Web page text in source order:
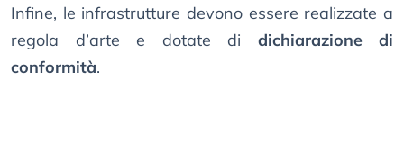
Infine, le infrastrutture devono essere realizzate a
regola d’arte e dotate di dichiarazione di
conformità.